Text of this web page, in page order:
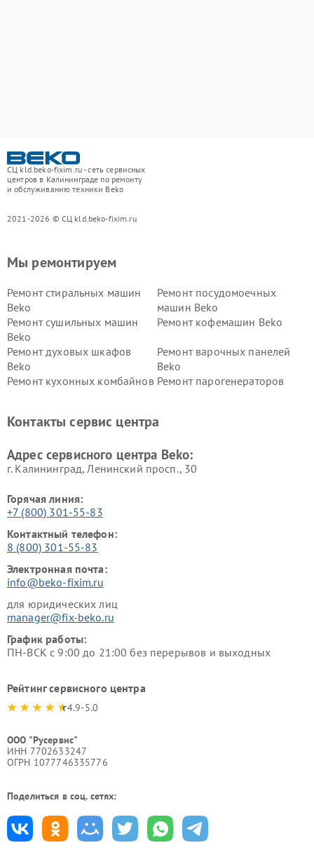
СЦ kld.beko-fixim.ru - сеть сервисных
центров в Калининграде по ремонту
и обслуживанию техники Beko
2021-2026 © СЦ kld.beko-fixim.ru
Мы ремонтируем
Ремонт стиральных машин
Beko
Ремонт посудомоечных
машин Beko
Ремонт сушильных машин
Beko
Ремонт кофемашин Beko
Ремонт духовых шкафов
Beko
Ремонт варочных панелей
Beko
Ремонт кухонных комбайнов Ремонт парогенераторов
Ремонт холодильников Beko Ремонт морозильных камер
Контакты сервис центра
Адрес сервисного центра Beko:
г. Калининград, Ленинский просп., 30
Горячая линия:
+7 (800) 301-55-83
Контактный телефон:
8 (800) 301-55-83
Электронная почта:
info@beko-fixim.ru
для юридических лиц
manager@fix-beko.ru
График работы:
ПН-ВСК с 9:00 до 21:00 без перерывов и выходных
Рейтинг сервисного центра
4.9-5.0
ООО "Русервис"
ИНН 7702633247
ОГРН 1077746335776
Поделиться в соц. сетях: